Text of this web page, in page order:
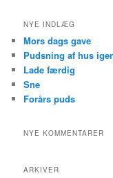
NYE INDLÆG
Mors dags gave
Pudsning af hus
Lade færdig
Sne
Forårs puds
NYE KOMMENTARER
ARKIVER